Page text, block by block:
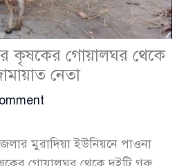
কৃষকের গোয়ালঘর থেকে
নেতা
মুরাদিয়া ইউনিয়নে পাওনা